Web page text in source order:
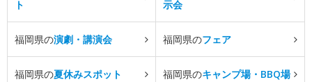
ト
示会
福岡県の演劇・講演会 福岡県のフェア
福岡県の夏休みスポット 福岡県のキャンプ場・BBQ場